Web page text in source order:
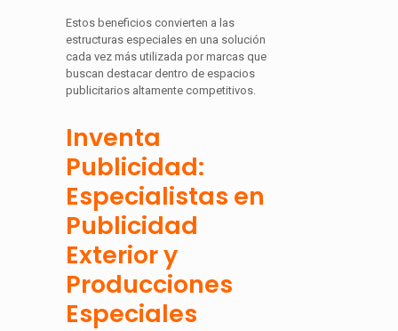
Estos beneficios convierten a las
estructuras especiales en una solución
cada vez más utilizada por marcas que
buscan destacar dentro de espacios
publicitarios altamente competitivos.
Inventa
Publicidad:
Especialistas en
Publicidad
Exterior y
Producciones
Especiales